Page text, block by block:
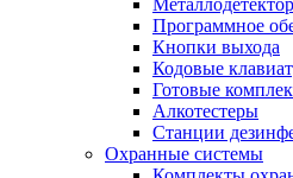
Программное
Кнопки выхода
Кодовые
Готовые
Алкотестеры
Станции
Охранные системы